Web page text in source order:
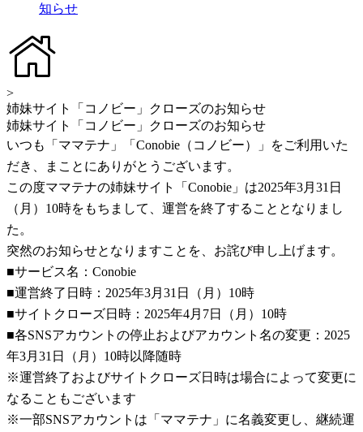
知らせ
>
姉妹サイト「コノビー」クローズのお知らせ
姉妹サイト「コノビー」クローズのお知らせ
いつも「ママテナ」「Conobie（コノビー）」をご利用いた
だき、まことにありがとうございます。
この度ママテナの姉妹サイト「Conobie」は2025年3月31日
（月）10時をもちまして、運営を終了することとなりまし
た。
突然のお知らせとなりますことを、お詫び申し上げます。
■サービス名：Conobie
■運営終了日時：2025年3月31日（月）10時
■サイトクローズ日時：2025年4月7日（月）10時
■各SNSアカウントの停止およびアカウント名の変更：2025
年3月31日（月）10時以降随時
※運営終了およびサイトクローズ日時は場合によって変更に
なることもございます
※一部SNSアカウントは「ママテナ」に名義変更し、継続運